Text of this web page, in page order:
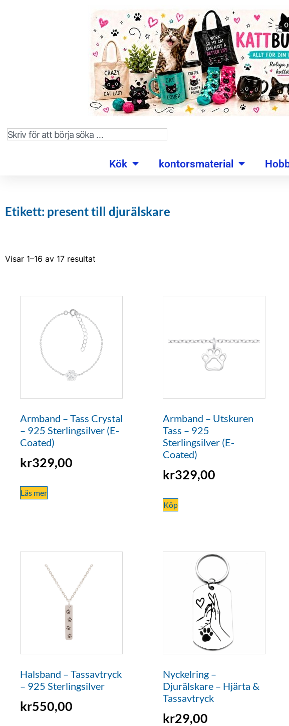
Kök kontorsmaterial
Etikett: present till djurälskare
Visar 1–16 av 17 resultat
Armband – Tass Crystal
– 925 Sterlingsilver (E-
Coated)
kr329,00
Läs mer
Armband – Utskuren
Tass – 925
Sterlingsilver (E-
Coated)
kr329,00
Köp
Halsband – Tassavtryck
– 925 Sterlingsilver
kr550,00
Nyckelring –
Djurälskare – Hjärta &
Tassavtryck
kr29,00